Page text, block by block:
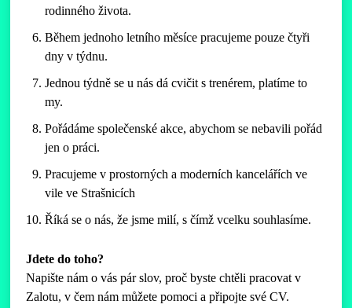
rodinného života.
Během jednoho letního měsíce pracujeme pouze čtyři
dny v týdnu.
Jednou týdně se u nás dá cvičit s trenérem, platíme to
my.
Pořádáme společenské akce, abychom se nebavili pořád
jen o práci.
Pracujeme v prostorných a moderních kancelářích ve
vile ve Strašnicích
Říká se o nás, že jsme milí, s čímž vcelku souhlasíme.
Jdete do toho?
Napište nám o vás pár slov, proč byste chtěli pracovat v
Zalotu, v čem nám můžete pomoci a připojte své CV.